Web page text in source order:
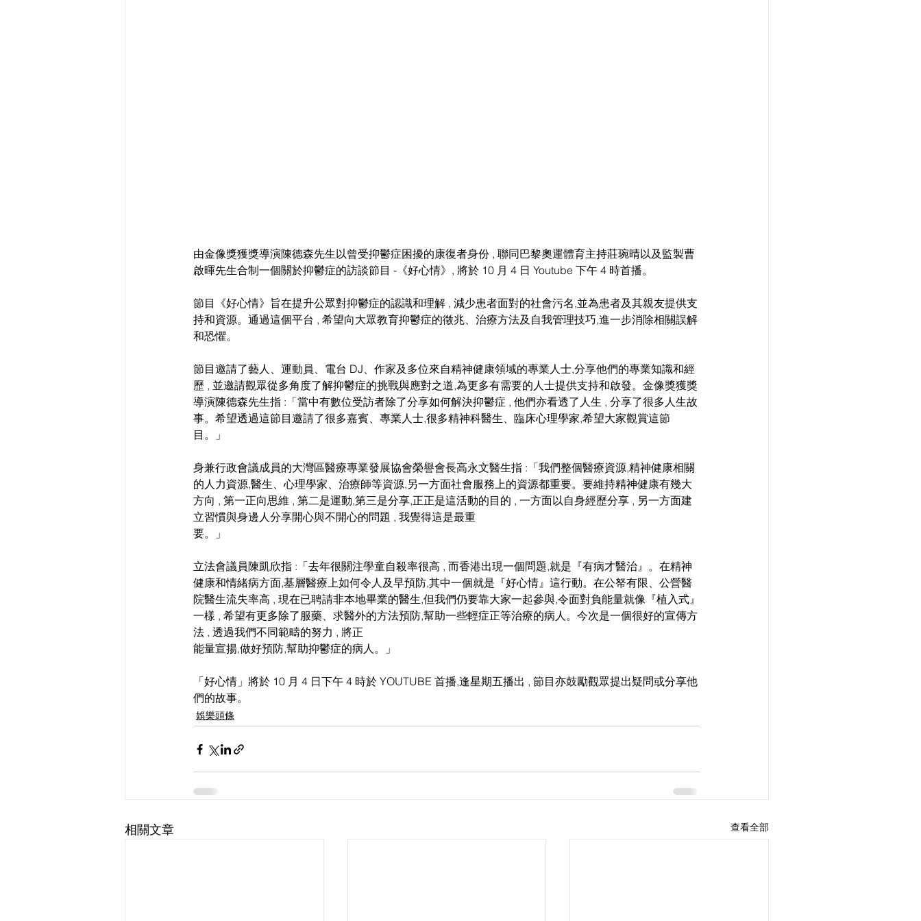
由金像獎獲獎導演陳德森先生以曾受抑鬱症困擾的康復者身份 , 聯同巴黎奧運體育主持莊琬晴以及監製曹
啟暉先生合制一個關於抑鬱症的訪談節目 -《好心情》, 將於 10 月 4 日 Youtube 下午 4 時首播。
節目《好心情》旨在提升公眾對抑鬱症的認識和理解 , 減少患者面對的社會污名,並為患者及其親友提供支
持和資源。通過這個平台 , 希望向大眾教育抑鬱症的徵兆、治療方法及自我管理技巧,進一步消除相關誤解
和恐懼。
節目邀請了藝人、運動員、電台 DJ、作家及多位來自精神健康領域的專業人士,分享他們的專業知識和經
歷 , 並邀請觀眾從多角度了解抑鬱症的挑戰與應對之道,為更多有需要的人士提供支持和啟發。金像獎獲獎
導演陳德森先生指 :「當中有數位受訪者除了分享如何解決抑鬱症 , 他們亦看透了人生 , 分享了很多人生故
事。希望透過這節目邀請了很多嘉賓、專業人士,很多精神科醫生、臨床心理學家,希望大家觀賞這節
目。」
身兼行政會議成員的大灣區醫療專業發展協會榮譽會長高永文醫生指 :「我們整個醫療資源,精神健康相關
的人力資源,醫生、心理學家、治療師等資源,另一方面社會服務上的資源都重要。要維持精神健康有幾大
方向 , 第一正向思維 , 第二是運動,第三是分享,正正是這活動的目的 , 一方面以自身經歷分享 , 另一方面建
立習慣與身邊人分享開心與不開心的問題 , 我覺得這是最重
要。」
立法會議員陳凱欣指 :「去年很關注學童自殺率很高 , 而香港出現一個問題,就是『有病才醫治』。在精神
健康和情緒病方面,基層醫療上如何令人及早預防,其中一個就是『好心情』這行動。在公帑有限、公營醫
院醫生流失率高 , 現在已聘請非本地畢業的醫生,但我們仍要靠大家一起參與,令面對負能量就像『植入式』
一樣 , 希望有更多除了服藥、求醫外的方法預防,幫助一些輕症正等治療的病人。今次是一個很好的宣傳方
法 , 透過我們不同範疇的努力 , 將正
能量宣揚,做好預防,幫助抑鬱症的病人。」
「好心情」將於 10 月 4 日下午 4 時於 YOUTUBE 首播,逢星期五播出 , 節目亦鼓勵觀眾提出疑問或分享他
們的故事。
娛樂頭條
相關文章 查看全部